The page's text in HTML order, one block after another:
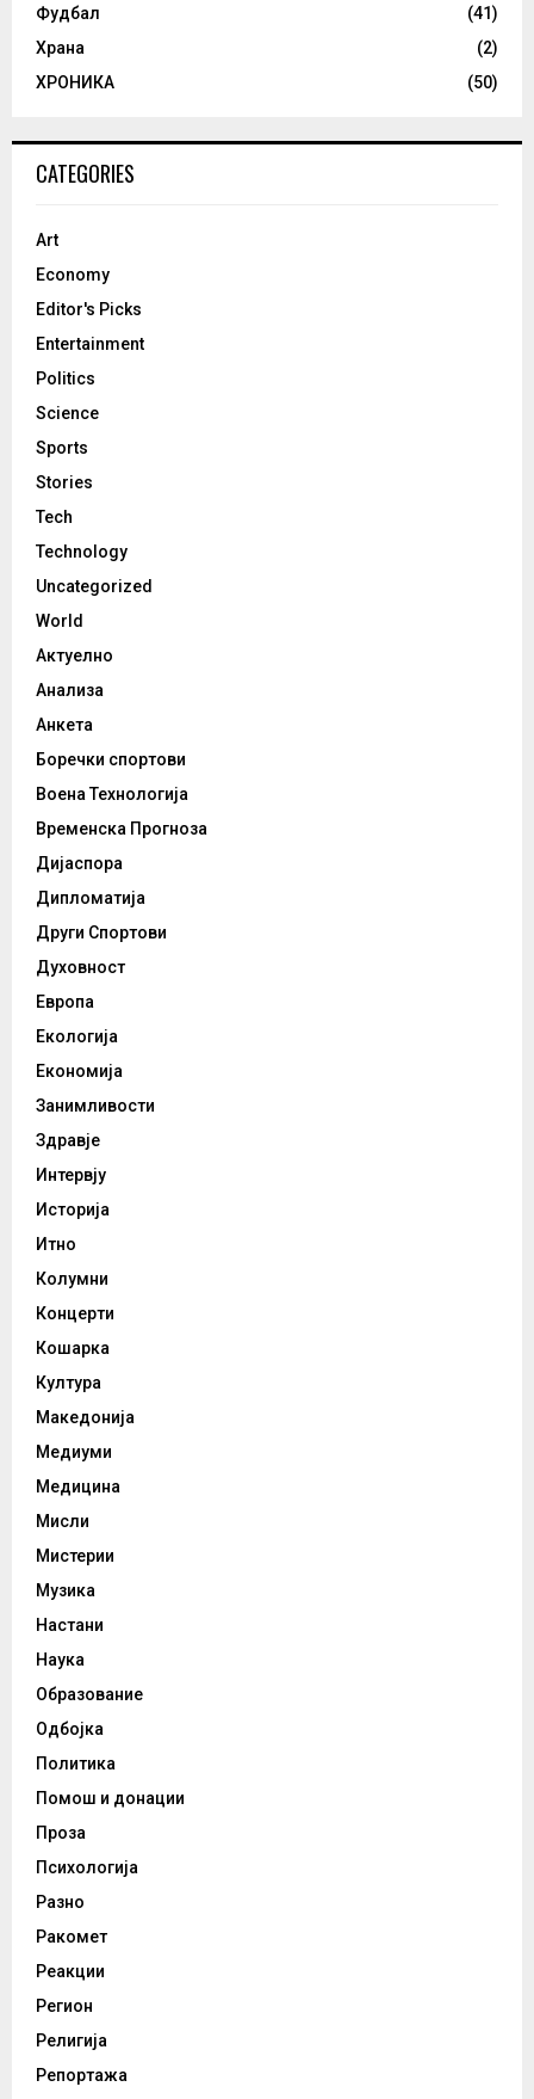
Фудбал
(41)
Храна
(2)
ХРОНИКА
(50)
CATEGORIES
Art
Economy
Editor's Picks
Entertainment
Politics
Science
Sports
Stories
Tech
Technology
Uncategorized
World
Актуелно
Анализа
Анкета
Боречки спортови
Воена Технологија
Временска Прогноза
Дијаспора
Дипломатија
Други Спортови
Духовност
Европа
Екологија
Економија
Занимливости
Здравје
Интервју
Историја
Итно
Колумни
Концерти
Кошарка
Култура
Македонија
Медиуми
Медицина
Мисли
Мистерии
Музика
Настани
Наука
Образование
Одбојка
Политика
Помош и донации
Проза
Психологија
Разно
Ракомет
Реакции
Регион
Религија
Репортажа